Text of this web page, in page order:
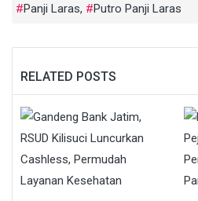
Panji Laras, Putro Panji Laras
RELATED POSTS